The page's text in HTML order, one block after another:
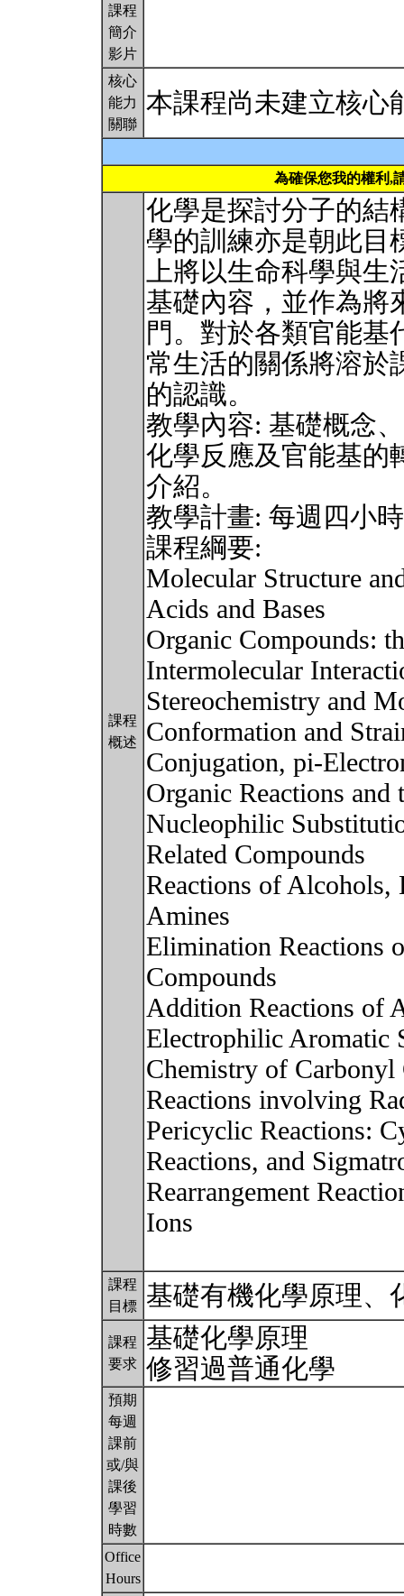
課程
簡介
影片
核心
能力
關聯
本課程尚未建立核心
為確保您我的權利,
課程
概述
化學是探討分子的結
學的訓練亦是朝此目
上將以生命科學與生
基礎內容，並作為將
門。對於各類官能基
常生活的關係將溶於
的認識。
教學內容: 基礎概念
化學反應及官能基的
介紹。
教學計畫: 每週四小
課程綱要:
Molecular Structure
Acids and Bases
Organic Compounds:
Intermolecular
Stereochemistry and
Conformation and
Conjugation, pi-
Organic Reactions
Nucleophilic
Related Compounds
Reactions of Alcohols,
Amines
Elimination Reactions
Compounds
Addition Reactions of
Electrophilic Aromatic
Chemistry of Carbonyl
Reactions involving
Pericyclic Reactions:
Reactions, and
Rearrangement
Ions
課程
目標
基礎有機化學原理
課程
要求
基礎化學原理
修習過普通化學
預期
每週
課前
或/與
課後
學習
時數
Office
Hours